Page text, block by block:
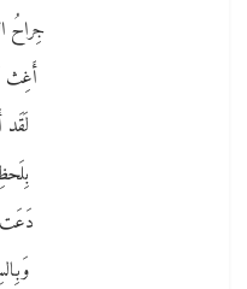
جِراحُ
أَغِث
دَعَت